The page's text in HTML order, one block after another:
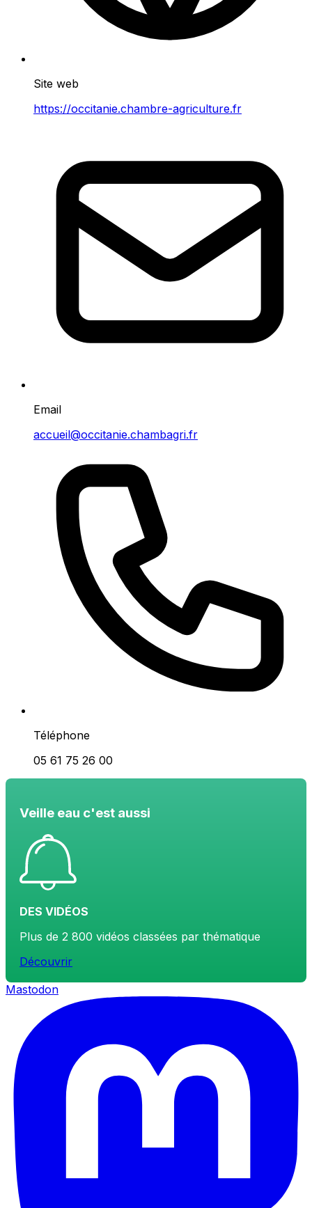
Site web
https://occitanie.chambre-agriculture.fr
Email
accueil@occitanie.chambagri.fr
Téléphone
05 61 75 26 00
Veille eau c'est aussi
DES VIDÉOS
Plus de 2 800 vidéos classées par thématique
Découvrir
Mastodon